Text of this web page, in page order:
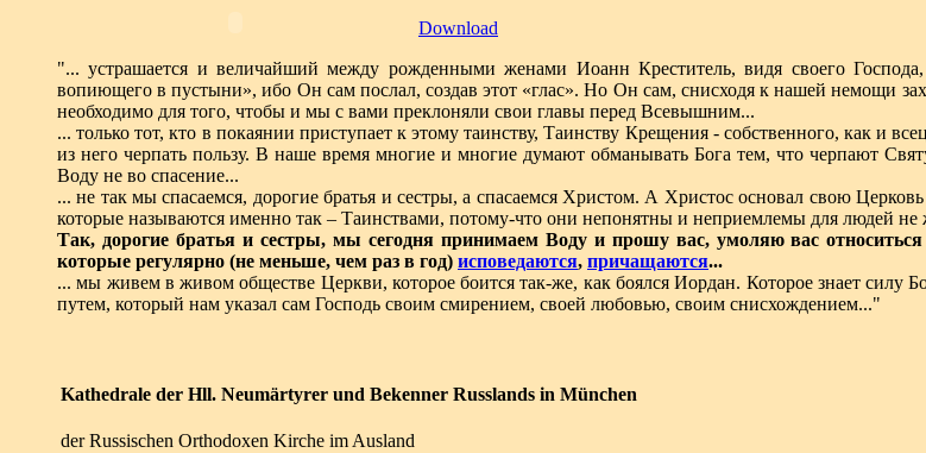
Download
"... устрашается и величайший между рожденными женами Иоанн Креститель, видя своего
вопиющего в пустыни», ибо Он сам послал, создав этот «глас». Но Он сам, снисходя к нашей немощи
необходимо для того, чтобы и мы с вами преклоняли свои главы перед Всевышним...
... только тот, кто в покаянии приступает к этому таинству, Таинству Крещения - собственного, как и
из него черпать пользу. В наше время многие и многие думают обманывать Бога тем, что черпают
Воду не во спасение...
... не так мы спасаемся, дорогие братья и сестры, а спасаемся Христом. А Христос основал свою
которые называются именно так – Таинствами, потому-что они непонятны и неприемлемы для людей
Так, дорогие братья и сестры, мы сегодня принимаем Воду и прошу вас, умоляю вас
которые регулярно (не меньше, чем раз в год) исповедаются, причащаются...
... мы живем в живом обществе Церкви, которое боится так-же, как боялся Иордан. Которое знает силу
путем, который нам указал сам Господь своим смирением, своей любовью, своим снисхождением..."
Kathedrale der Hll. Neumärtyrer und Bekenner Russlands in München
der Russischen Orthodoxen Kirche im Ausland